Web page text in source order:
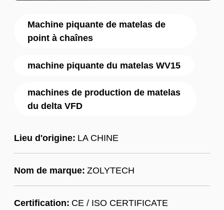
Machine piquante de matelas de
point à chaînes
machine piquante du matelas WV15
machines de production de matelas
du delta VFD
Lieu d'origine: LA CHINE
Nom de marque: ZOLYTECH
Certification: CE / ISO CERTIFICATE